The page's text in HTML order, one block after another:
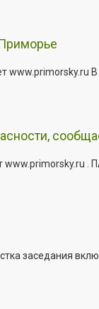
заседания